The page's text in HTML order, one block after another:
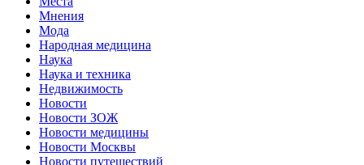
Мнения
Мода
Народная медицина
Наука
Наука и техника
Недвижимость
Новости
Новости ЗОЖ
Новости медицины
Новости Москвы
Новости путешествий